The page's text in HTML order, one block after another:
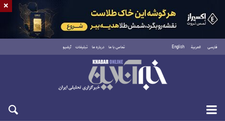
فارسی العربية English تماس با ما درباره ما تبلیغات آرشیو
شنبه ۱۷ مرداد ۱۴۰۵
×